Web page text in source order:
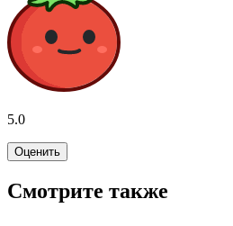
5.0
Оценить
Смотрите также